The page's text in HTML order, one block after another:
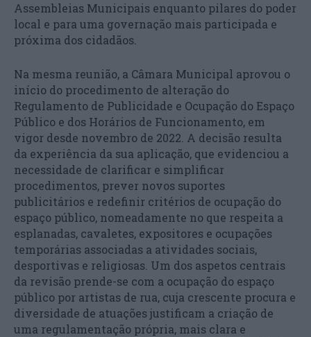
Assembleias Municipais enquanto pilares do poder
local e para uma governação mais participada e
próxima dos cidadãos.
Na mesma reunião, a Câmara Municipal aprovou o
início do procedimento de alteração do
Regulamento de Publicidade e Ocupação do Espaço
Público e dos Horários de Funcionamento, em
vigor desde novembro de 2022. A decisão resulta
da experiência da sua aplicação, que evidenciou a
necessidade de clarificar e simplificar
procedimentos, prever novos suportes
publicitários e redefinir critérios de ocupação do
espaço público, nomeadamente no que respeita a
esplanadas, cavaletes, expositores e ocupações
temporárias associadas a atividades sociais,
desportivas e religiosas. Um dos aspetos centrais
da revisão prende-se com a ocupação do espaço
público por artistas de rua, cuja crescente procura e
diversidade de atuações justificam a criação de
uma regulamentação própria, mais clara e